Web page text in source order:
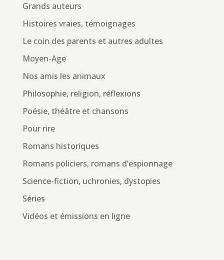
Grands auteurs
Histoires vraies, témoignages
Le coin des parents et autres adultes
Moyen-Age
Nos amis les animaux
Philosophie, religion, réflexions
Poésie, théâtre et chansons
Pour rire
Romans historiques
Romans policiers, romans d’espionnage
Science-fiction, uchronies, dystopies
Séries
Vidéos et émissions en ligne